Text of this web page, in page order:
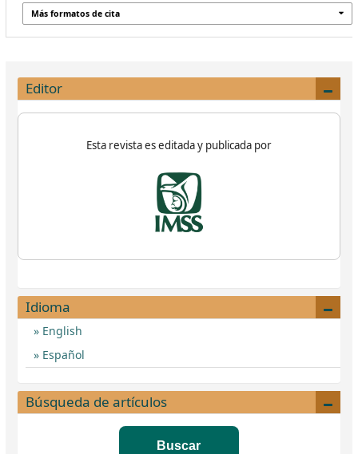
Más formatos de cita
Editor
Esta revista es editada y publicada por
Idioma
English
Español
Búsqueda de artículos
Buscar